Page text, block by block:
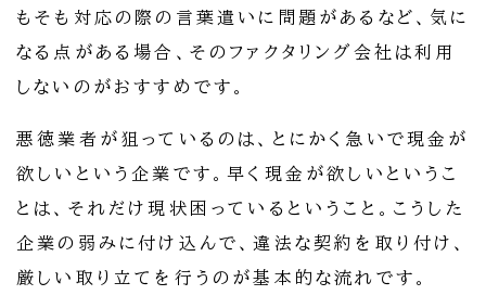
もそも対応の際の言葉遣いに問題があるなど、気に
なる点がある場合、そのファクタリング会社は利用
しないのがおすすめです。
悪徳業者が狙っているのは、とにかく急いで現金が
欲しいという企業です。早く現金が欲しいというこ
とは、それだけ現状困っているということ。こうした
企業の弱みに付け込んで、違法な契約を取り付け、
厳しい取り立てを行うのが基本的な流れです。